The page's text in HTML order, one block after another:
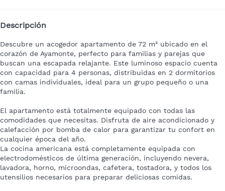
Descripción
Descubre un acogedor apartamento de 72 m² ubicado en el
corazón de Ayamonte, perfecto para familias y parejas que
buscan una escapada relajante. Este luminoso espacio cuenta
con capacidad para 4 personas, distribuidas en 2 dormitorios
con camas individuales, ideal para un grupo pequeño o una
familia.
El apartamento está totalmente equipado con todas las
comodidades que necesitas. Disfruta de aire acondicionado y
calefacción por bomba de calor para garantizar tu confort en
cualquier época del año.
La cocina americana está completamente equipada con
electrodomésticos de última generación, incluyendo nevera,
lavadora, horno, microondas, cafetera, tostadora, y todos los
utensilios necesarios para preparar deliciosas comidas.